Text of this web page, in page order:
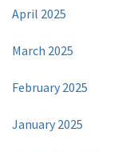
April 2025
March 2025
February 2025
January 2025